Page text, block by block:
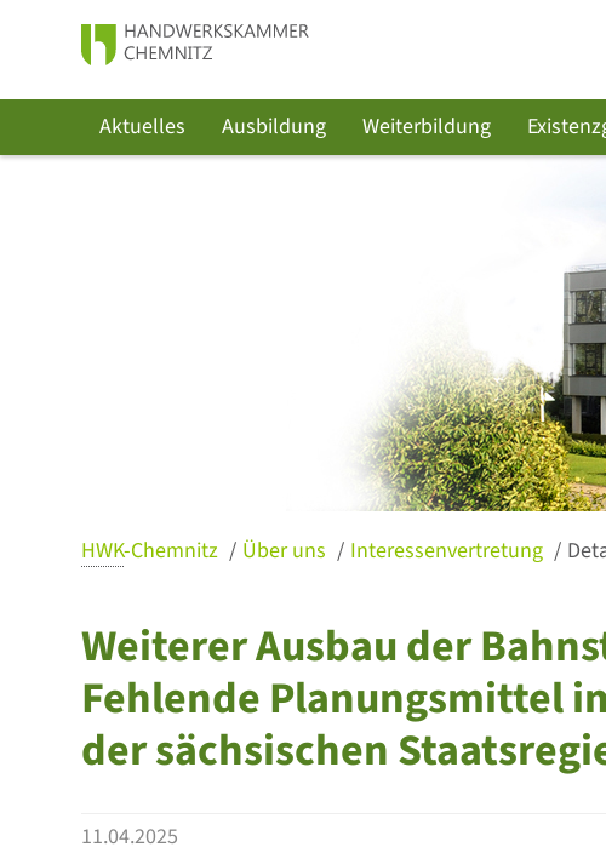
Aktuelles Ausbildung Weiterbildung
HWK-Chemnitz Über uns Interessenvertretung
Weiterer Ausbau der
Fehlende Planungsmittel
der sächsischen
11.04.2025